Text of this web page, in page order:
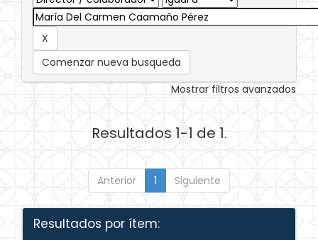
Comenzar nueva busqueda
Mostrar filtros avanzados
Resultados 1-1 de 1.
Anterior 1 Siguiente
Resultados por ítem: